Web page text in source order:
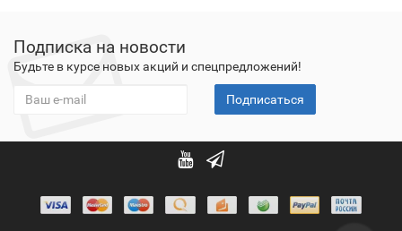
Подписка на новости
Будьте в курсе новых акций и спецпредложений!
Подписаться